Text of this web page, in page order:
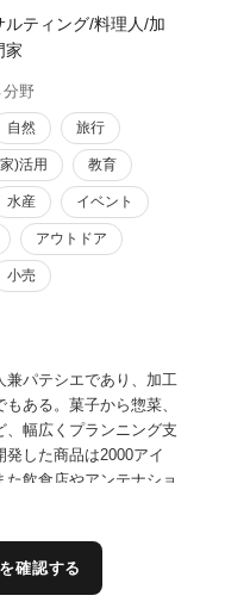
ルティング/料理人/加
家
野
自然 旅行
)活用 教育
水産 イベント
アウトドア
小売
兼パテシエであり、加工
ある。菓子から惣菜、
、幅広くプランニング支
発した商品は2000アイ
た飲食店やアンテナショ
計300店舗以上)ペース
を指導実施。更には当方
出口戦略を手厚くサポー
確認する